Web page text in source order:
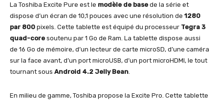
La Toshiba Excite Pure est le modèle de base de la série et
dispose d’un écran de 10,1 pouces avec une résolution de 1280
par 800 pixels. Cette tablette est équipé du processeur Tegra 3
quad-core soutenu par 1 Go de Ram. La tablette dispose aussi
de 16 Go de mémoire, d’un lecteur de carte microSD, d’une caméra
sur la face avant, d’un port microUSB, d’un port microHDMI, le tout
tournant sous Android 4.2 Jelly Bean
En milieu de gamme, Toshiba propose la Excite Pro. Cette tablette